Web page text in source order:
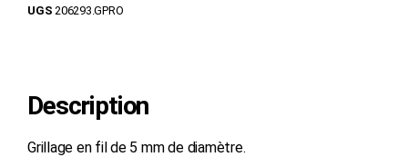
UGS 206293.GPRO
Description
Grillage en fil de 5 mm de diamètre.